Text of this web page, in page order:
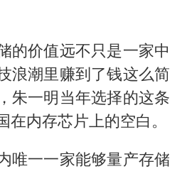
的价值远不只是一家中
浪潮里赚到了钱这么简
朱一明当年选择的这条
内存芯片上的空白。
唯一一家能够量产存储